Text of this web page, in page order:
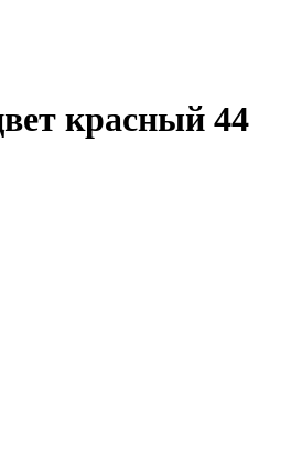
красный 44